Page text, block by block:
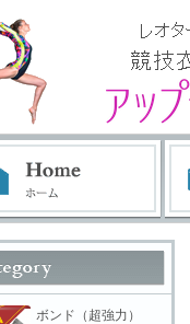
ボンド（超強力）